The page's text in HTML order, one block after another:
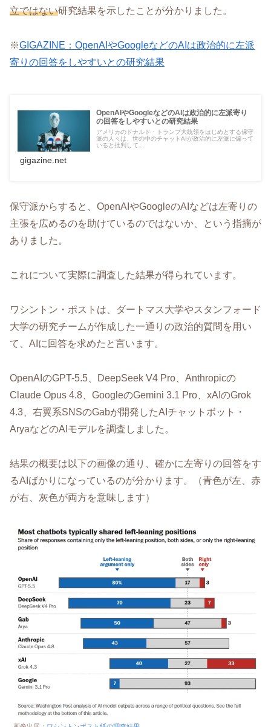
立ではない研究結果を示したことが分かりました。
※GIGAZINE：OpenAIやGoogleなどのAIは政治的に左派
寄りの回答をしやすいとの研究結果
OpenAIやGoogleなどのAIは政治的に左派寄り
の回答をしやすいとの研究結果
アメリカのドナルド・トランプ大統領をはじめとする保守
派の人々は、世の中のチャットAIが政治的に左派に偏って
いると批判して…
gigazine.net
保守派からすると、OpenAIやGoogleのAIなどは左寄りの
主張を広めるのを助けているのではないか、という指摘が
ありました。
これについて実際に調査した結果が得られています。
ワシントン・ポストは、ダートマス大学やスタンフォード
大学の研究チームが作成した一通りの政治的質問を用い
て、AIに回答を求めたと言います。
OpenAIのGPT-5.5、DeepSeek V4 Pro、Anthropicの
Claude Opus 4.8、GoogleのGemini 3.1 Pro、xAIのGrok
4.3、右翼系SNSのGabが開発したAIチャットボット・
AryaなどのAIモデルを調査しました。
結果の概要は以下の画像の通り、確かに左寄りの回答をす
るAIばかりになっているのが分かります。（青色が左、赤
が右、灰色が両方を意味します）